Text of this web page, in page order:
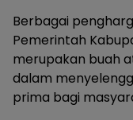
Berbagai
Pemerintah
merupakan buah
dalam
prima bagi